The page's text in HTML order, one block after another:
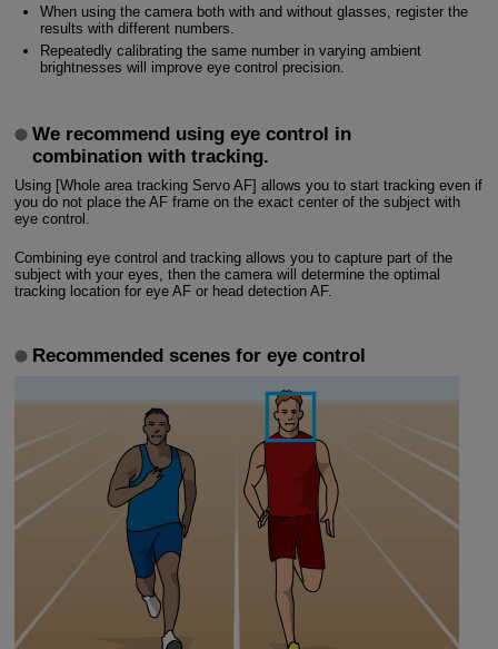
When using the camera both with and without glasses, register the
results with different numbers.
Repeatedly calibrating the same number in varying ambient
brightnesses will improve eye control precision.
We recommend using eye control in
combination with tracking.
Using [Whole area tracking Servo AF] allows you to start tracking even if
you do not place the AF frame on the exact center of the subject with
eye control.
Combining eye control and tracking allows you to capture part of the
subject with your eyes, then the camera will determine the optimal
tracking location for eye AF or head detection AF.
Recommended scenes for eye control